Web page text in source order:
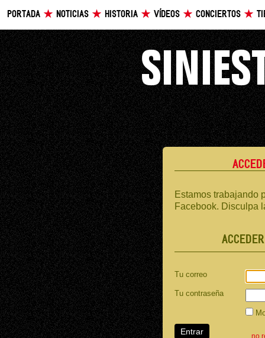
PORTADA NOTICIAS HISTORIA VÍDEOS CONCIERTOS
Estamos trabajando
Facebook. Disculpa
Tu correo
Tu contraseña
no